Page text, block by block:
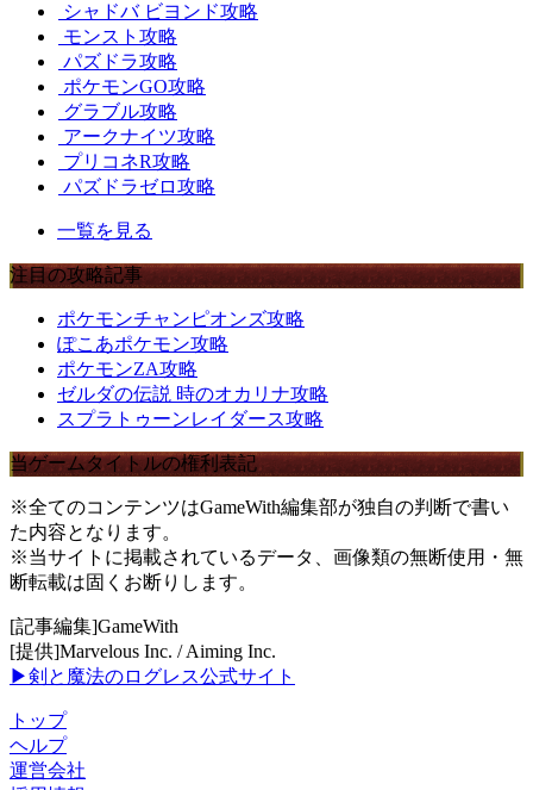
シャドバ ビヨンド攻略
モンスト攻略
パズドラ攻略
ポケモンGO攻略
グラブル攻略
アークナイツ攻略
プリコネR攻略
パズドラゼロ攻略
一覧を見る
注目の攻略記事
ポケモンチャンピオンズ攻略
ぽこあポケモン攻略
ポケモンZA攻略
ゼルダの伝説 時のオカリナ攻略
スプラトゥーンレイダース攻略
当ゲームタイトルの権利表記
※全てのコンテンツはGameWith編集部が独自の判断で書い
た内容となります。
※当サイトに掲載されているデータ、画像類の無断使用・無
断転載は固くお断りします。
[記事編集]GameWith
[提供]Marvelous Inc. / Aiming Inc.
▶剣と魔法のログレス公式サイト
トップ
ヘルプ
運営会社